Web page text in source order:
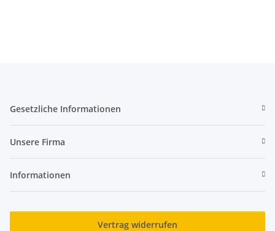
Gesetzliche Informationen
Unsere Firma
Informationen
Vertrag widerrufen